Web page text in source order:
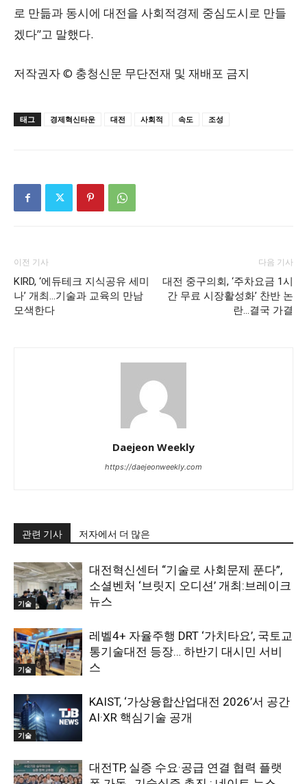
로 만듦과 동시에 대전을 사회적경제 중심도시로 만들
겠다”고 말했다.
저작권자 © 충청신문 무단전재 및 재배포 금지
태그 경제혁신타운 대전 사회적 속도 조성
이전 기사
KIRD, ‘에듀테크 지식공유 세미
나’ 개최…기술과 교육의 만남
모색한다
다음 기사
대전 중구의회, ‘주차요금 1시
간 무료 시장활성화’ 찬반 논
란…결국 가결
Daejeon Weekly
https://daejeonweekly.com
관련 기사 저자에서 더 많은
기술
대전혁신센터 “기술로 사회문제 푼다”,
소셜벤처 ‘브릿지 오디션’ 개최:브레이크
뉴스
기술
레벨4+ 자율주행 DRT ‘가치타요’, 국토교
통기술대전 등장… 하반기 대시민 서비
스
기술
KAIST, ‘가상융합산업대전 2026’서 공간
AI·XR 핵심기술 공개
대전TP, 실증 수요·공급 연결 협력 플랫